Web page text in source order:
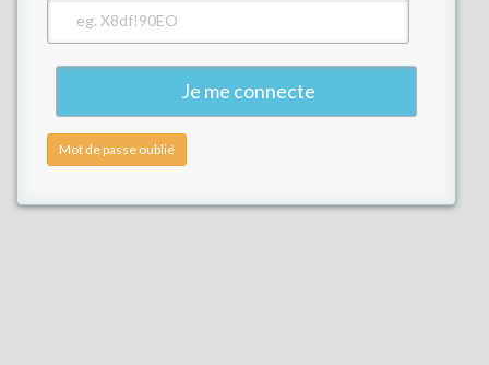
Mot de passe oublié
Retour